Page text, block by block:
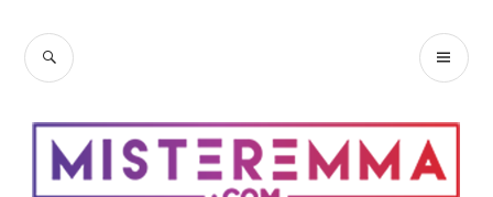
contenu
RECHERCHE